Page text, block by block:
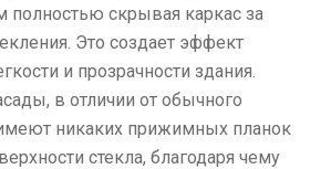
полностью скрывая каркас за
Это создает эффект
и прозрачности здания.
в отличии от обычного
никаких прижимных планок
стекла, благодаря чему